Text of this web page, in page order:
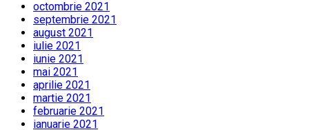
octombrie 2021
septembrie 2021
august 2021
iulie 2021
iunie 2021
mai 2021
aprilie 2021
martie 2021
februarie 2021
ianuarie 2021